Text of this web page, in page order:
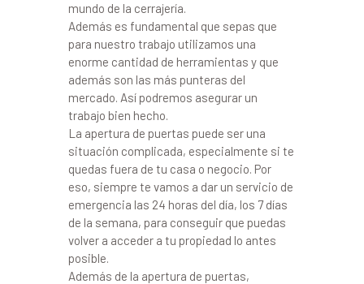
mundo de la cerrajería.
Además es fundamental que sepas que
para nuestro trabajo utilizamos una
enorme cantidad de herramientas y que
además son las más punteras del
mercado. Así podremos asegurar un
trabajo bien hecho.
La apertura de puertas puede ser una
situación complicada, especialmente si te
quedas fuera de tu casa o negocio. Por
eso, siempre te vamos a dar un servicio de
emergencia las 24 horas del día, los 7 días
de la semana, para conseguir que puedas
volver a acceder a tu propiedad lo antes
posible.
Además de la apertura de puertas,